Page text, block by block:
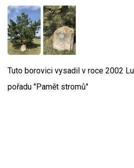
Tuto borovici vysadil v roce 2002
pořadu "Pamět stromů"